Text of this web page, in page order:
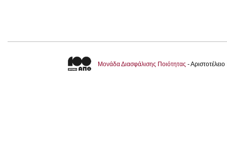
Μονάδα Διασφάλισης Ποιότητας -